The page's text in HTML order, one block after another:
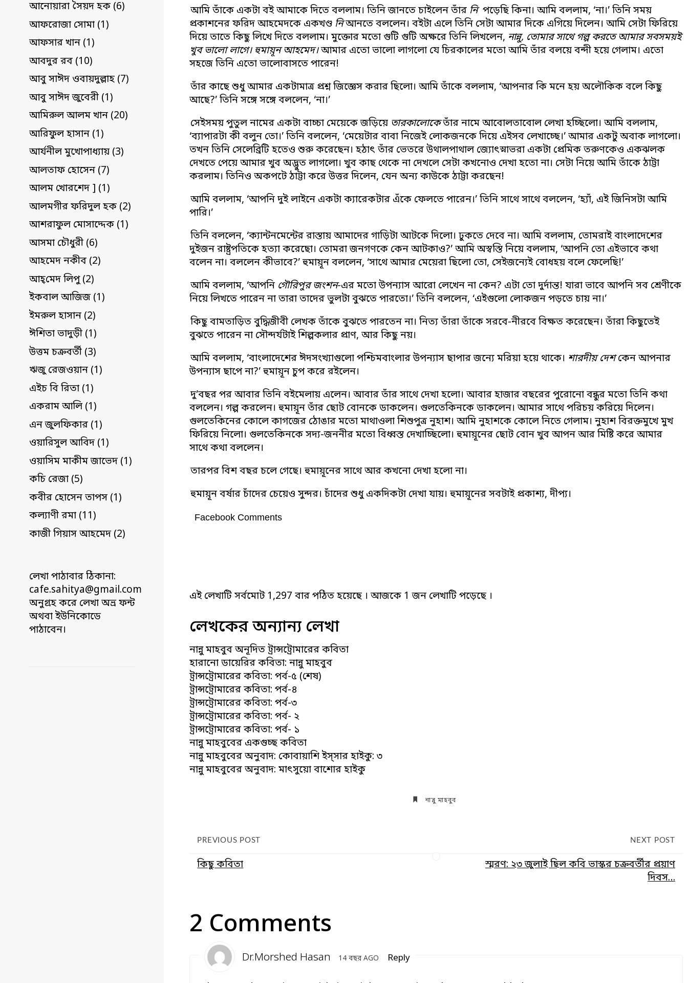
আনোয়ারা সৈয়দ হক (6)
আফরোজা সোমা (1)
আফসার খান (1)
আবদুর রব (10)
আবু সাঈদ ওবায়দুল্লাহ (7)
আবু সাঈদ জুবেরী (1)
আমিরুল আলম খান (20)
আরিফুল হাসান (1)
আর্যনীল মুখোপাধ্যায় (3)
আলতাফ হোসেন (7)
আলম খোরশেদ ] (1)
আলমগীর ফরিদুল হক (2)
আশরাফুল মোসাদ্দেক (1)
আসমা চৌধুরী (6)
আহমেদ নকীব (2)
আহ্‌মেদ লিপু (2)
ইকবাল আজিজ (1)
ইমরুল হাসান (2)
ঈশিতা ভাদুড়ী (1)
উত্তম চক্রবর্তী (3)
ঋজু রেজওয়ান (1)
এইচ বি রিতা (1)
একরাম আলি (1)
এন জুলফিকার (1)
ওয়ারিসুল আবিদ (1)
ওয়াসিম মাকীম জাভেদ (1)
কচি রেজা (5)
কবীর হোসেন তাপস (1)
কল্যাণী রমা (11)
কাজী গিয়াস আহমেদ (2)
লেখা পাঠাবার ঠিকানা:
cafe.sahitya@gmail.com
অনুগ্রহ করে লেখা অভ্র ফন্ট
অথবা ইউনিকোডে
পাঠাবেন।
আমি তাঁকে একটা বই আমাকে দিতে বললাম। তিনি জানতে চাইলেন তাঁর নিপড়েছি কিনা। আমি বললাম, ‘না।’ তিনি সময়
প্রকাশনের ফরিদ আহমেদকে একখণ্ড নিআনতে বললেন। বইটা এলে তিনি সেটা আমার দিকে এগিয়ে দিলেন। আমি সেটা ফিরিয়ে
দিয়ে তাতে কিছু লিখে দিতে বললাম। মুক্তোর মতো গুটি গুটি অক্ষরে তিনি লিখলেন, নান্নু, তোমার সাথে গল্প করতে আমার সবসময়ই
খুব ভালো লাগে। হুমায়ূন আহমেদ।আমার এতো ভালো লাগলো যে চিরকালের মতো আমি তাঁর বলয়ে বন্দী হয়ে গেলাম। এতো
সহজে তিনি এতো ভালোবাসতে পারেন!
তাঁর কাছে শুধু আমার একটামাত্র প্রশ্ন জিজ্ঞেস করার ছিলো। আমি তাঁকে বললাম, ‘আপনার কি মনে হয় অলৌকিক বলে কিছু
আছে?’ তিনি সঙ্গে সঙ্গে বললেন, ‘না।’
সেইসময় পুতুল নামের একটা বাচ্চা মেয়েকে জড়িয়ে তারকালোকেতাঁর নামে আবোলতাবোল লেখা হচ্ছিলো। আমি বললাম,
‘ব্যাপারটা কী বলুন তো।’ তিনি বললেন, ‘মেয়েটার বাবা নিজেই লোকজনকে দিয়ে এইসব লেখাচ্ছে।’ আমার একটু অবাক লাগলো।
তখন তিনি সেলেব্রিটি হতেও শুরু করেছেন। হঠাৎ তাঁর ভেতরে উথালপাথাল জ্যোৎস্নাভরা একটা প্রেমিক তরুণকেও একঝলক
দেখতে পেয়ে আমার খুব অদ্ভুত লাগলো। খুব কাছ থেকে না দেখলে সেটা কখনোও দেখা হতো না। সেটা নিয়ে আমি তাঁকে ঠাট্টা
করলাম। তিনিও অকপটে ঠাট্টা করে উত্তর দিলেন, যেন অন্য কাউকে ঠাট্টা করছেন!
আমি বললাম, ‘আপনি দুই লাইনে একটা ক্যারেকটার এঁকে ফেলতে পারেন।’ তিনি সাথে সাথে বললেন, ‘হ্যাঁ, এই জিনিসটা আমি
পারি।’
তিনি বললেন, ‘ক্যান্টনমেন্টের রাস্তায় আমাদের গাড়িটা আটকে দিলো। ঢুকতে দেবে না। আমি বললাম, তোমরাই বাংলাদেশের
দুইজন রাষ্ট্রপতিকে হত্যা করেছো। তোমরা জনগণকে কেন আটকাও?’ আমি অস্বস্তি নিয়ে বললাম, ‘আপনি তো এইভাবে কথা
বলেন না। বললেন কীভাবে?’ হুমায়ূন বললেন, ‘সাথে আমার মেয়েরা ছিলো তো, সেইজন্যেই বোধহয় বলে ফেলেছি!’
আমি বললাম, ‘আপনি গৌরিপুর জংশন-এর মতো উপন্যাস আরো লেখেন না কেন? এটা তো দুর্দান্ত! যারা ভাবে আপনি সব শ্রেণীকে
নিয়ে লিখতে পারেন না তারা তাদের ভুলটা বুঝতে পারতো।’ তিনি বললেন, ‘এইগুলো লোকজন পড়তে চায় না।’
কিছু বামতাড়িত বুদ্ধিজীবী লেখক তাঁকে বুঝতে পারতেন না। নিত্য তাঁরা তাঁকে সরবে-নীরবে বিক্ষত করেছেন। তাঁরা কিছুতেই
বুঝতে পারেন না সৌন্দর্যটাই শিল্পকলার প্রাণ, আর কিছু নয়।
আমি বললাম, ‘বাংলাদেশের ঈদসংখ্যাগুলো পশ্চিমবাংলার উপন্যাস ছাপার জন্যে মরিয়া হয়ে থাকে। শারদীয় দেশকেন আপনার
উপন্যাস ছাপে না?’ হুমায়ূন চুপ করে রইলেন।
দু’বছর পর আবার তিনি বইমেলায় এলেন। আবার তাঁর সাথে দেখা হলো। আবার হাজার বছরের পুরোনো বন্ধুর মতো তিনি কথা
বললেন। গল্প করলেন। হুমায়ূন তাঁর ছোট বোনকে ডাকলেন। গুলতেকিনকে ডাকলেন। আমার সাথে পরিচয় করিয়ে দিলেন।
গুলতেকিনের কোলে কাগজের ঠোঙার মতো মাথাওলা শিশুপুত্র নুহাশ। আমি নুহাশকে কোলে নিতে গেলাম। নুহাশ বিরক্তমুখে মুখ
ফিরিয়ে নিলো। গুলতেকিনকে সদ্য-জননীর মতো বিধ্বস্ত দেখাচ্ছিলো। হুমায়ূনের ছোট বোন খুব আপন আর মিষ্টি করে আমার
সাথে কথা বললেন।
তারপর বিশ বছর চলে গেছে। হুমায়ূনের সাথে আর কখনো দেখা হলো না।
হুমায়ূন বর্ষার চাঁদের চেয়েও সুন্দর। চাঁদের শুধু একদিকটা দেখা যায়। হুমায়ূনের সবটাই প্রকাশ্য, দীপ্য।
Facebook Comments
এই লেখাটি সর্বমোট 1,297 বার পঠিত হয়েছে । আজকে 1 জন লেখাটি পড়েছে ।
লেখকের অন্যান্য লেখা
নান্নু মাহবুব অনূদিত ট্রান্সট্রোমারের কবিতা
হারানো ডায়েরির কবিতা: নান্নু মাহবুব
ট্রান্সট্রোমারের কবিতা: পর্ব-৫ (শেষ)
ট্রান্সট্রোমারের কবিতা: পর্ব-৪
ট্রান্সট্রোমারের কবিতা: পর্ব-৩
ট্রান্সট্রোমারের কবিতা: পর্ব- ২
ট্রান্সট্রোমারের কবিতা: পর্ব- ১
নান্নু মাহবুবের একগুচ্ছ কবিতা
নান্নু মাহবুবের অনুবাদ: কোবায়াশি ইস্সার হাইকু: ৩
নান্নু মাহবুবের অনুবাদ: মাৎসুয়ো বাশোর হাইকু
নান্নু মাহবুব
PREVIOUS POST
কিছু কবিতা
NEXT POST
স্মরণ: ২৩ জুলাই ছিল কবি ভাস্কর চক্রবর্তীর প্রয়াণ
দিবস…
2 Comments
Dr.Morshed Hasan 14 বছর AGO Reply